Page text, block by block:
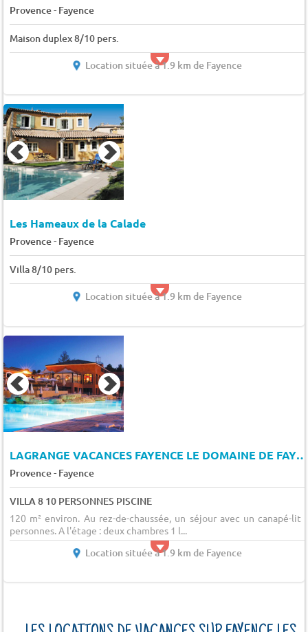
Provence- Fayence
Maison duplex 8/10 pers.
Location située à 1.9 km de Fayence
Les Hameaux de la Calade
Provence- Fayence
Villa 8/10 pers.
Location située à 1.9 km de Fayence
LAGRANGE VACANCES FAYENCE LE DOMAINE DE FAYENCE
Provence- Fayence
VILLA 8 10 PERSONNES PISCINE
120 m² environ. Au rez-de-chaussée, un séjour avec un canapé-lit
personnes. A l'étage : deux chambres 1 l...
Location située à 1.9 km de Fayence